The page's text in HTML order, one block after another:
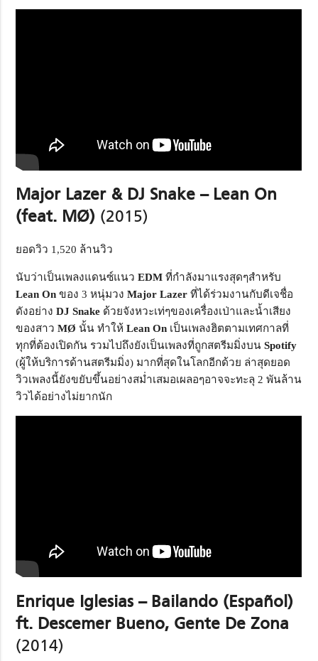
Major Lazer & DJ Snake – Lean On
(feat. MØ) (2015)
ยอดวิว 1,520 ล้านวิว
นับว่าเป็นเพลงแดนซ์แนวEDM ที่กำลังมาแรงสุดๆสำหรับ
Lean On ของ 3 หนุ่มวงMajor Lazer ที่ได้ร่วมงานกับดีเจชื่อ
ดังอย่างDJ Snake ด้วยจังหวะเท่ๆของเครื่องเป่าและน้ำเสียง
ของสาวMØ นั้น ทำให้Lean On เป็นเพลงฮิตตามเทศกาลที่
ทุกที่ต้องเปิดกัน รวมไปถึงยังเป็นเพลงที่ถูกสตรีมมิ่งบนSpotify
(ผู้ให้บริการด้านสตรีมมิ่ง) มากที่สุดในโลกอีกด้วย ล่าสุดยอด
วิวเพลงนี้ยังขยับขึ้นอย่างสม่ำเสมอเผลอๆอาจจะทะลุ 2 พันล้าน
วิวได้อย่างไม่ยากนัก
Enrique Iglesias – Bailando (Español)
ft. Descemer Bueno, Gente De Zona
(2014)